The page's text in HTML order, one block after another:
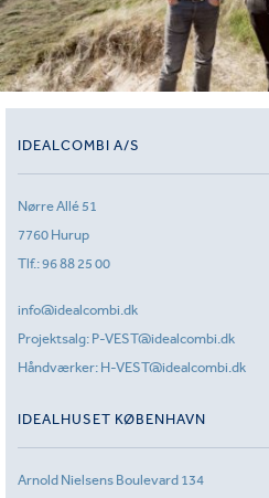
IDEALCOMBI A/S
Nørre Allé 51
7760 Hurup
Tlf.:96 88 25 00
info@idealcombi.dk
Projektsalg: P-VEST@idealcombi.dk
Håndværker: H-VEST@idealcombi.dk
IDEALHUSET KØBENHAVN
Arnold Nielsens Boulevard 134